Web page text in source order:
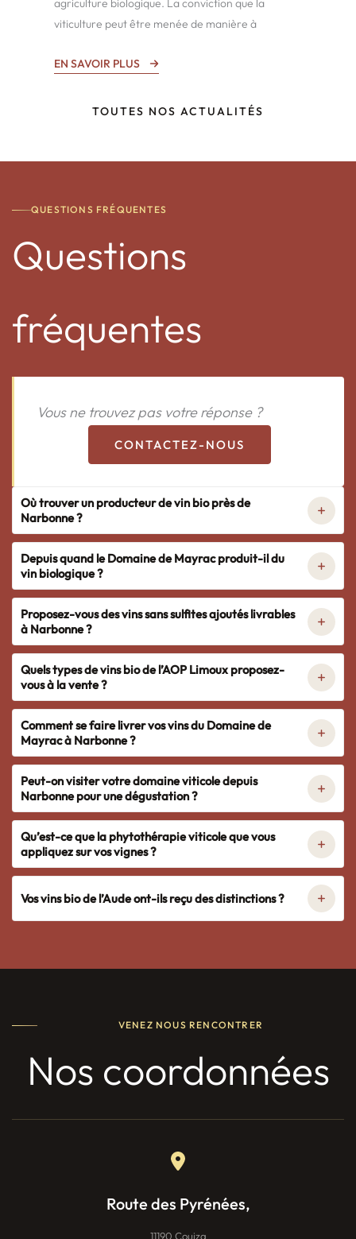
agriculture biologique. La conviction que la
viticulture peut être menée de manière à
EN SAVOIR PLUS
TOUTES NOS ACTUALITÉS
QUESTIONS FRÉQUENTES
Questions
fréquentes
Vous ne trouvez pas votre réponse ?
CONTACTEZ-NOUS
Où trouver un producteur de vin bio près de
Narbonne ?
Depuis quand le Domaine de Mayrac produit-il du
vin biologique ?
Proposez-vous des vins sans sulfites ajoutés livrables
à Narbonne ?
Quels types de vins bio de l’AOP Limoux proposez-
vous à la vente ?
Comment se faire livrer vos vins du Domaine de
Mayrac à Narbonne ?
Peut-on visiter votre domaine viticole depuis
Narbonne pour une dégustation ?
Qu’est-ce que la phytothérapie viticole que vous
appliquez sur vos vignes ?
Vos vins bio de l’Aude ont-ils reçu des distinctions ?
VENEZ NOUS RENCONTRER
Nos coordonnées
Route des Pyrénées,
11190 Couiza